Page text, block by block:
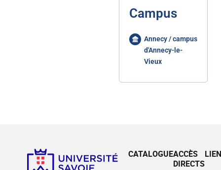
Campus
Annecy / campus
d'Annecy-le-
Vieux
CATALOGUEACCÈS
DIRECTS